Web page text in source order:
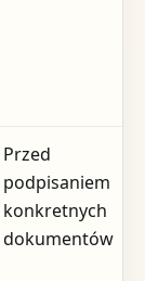
Przed
podpisaniem
konkretnych
dokumentów